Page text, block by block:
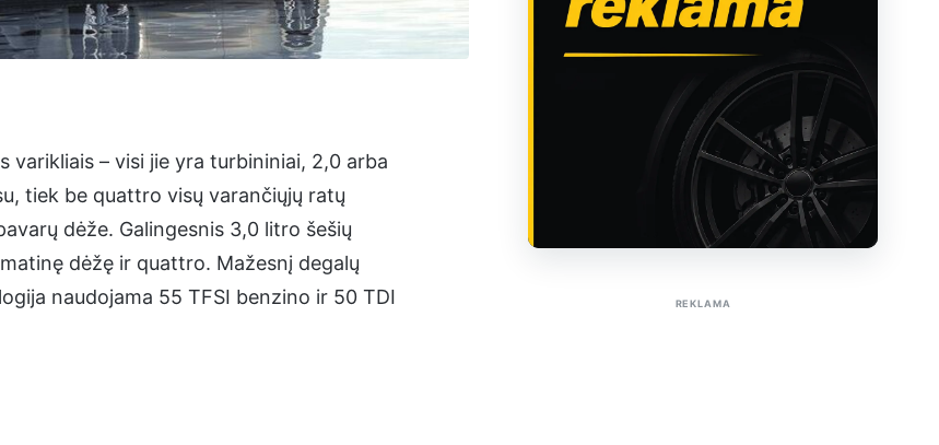
varikliais – visi jie yra turbininiai, 2,0 arba
tiek be quattro visų varančiųjų ratų
dėže. Galingesnis 3,0 litro šešių
dėžę ir quattro. Mažesnį degalų
naudojama 55 TFSI benzino ir 50 TDI
REKLAMA